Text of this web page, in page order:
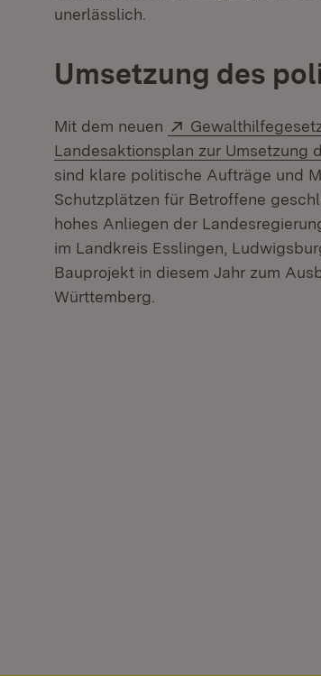
unerlässlich.
Umsetzung des
Mit dem neuen Extern:
Landesaktionsplan zur Umsetzung
sind klare politische Aufträge und
Schutzplätzen für Betroffene
hohes Anliegen der
im Landkreis Esslingen,
Bauprojekt in diesem Jahr zum
Württemberg.